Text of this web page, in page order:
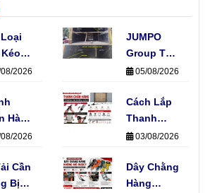
Dụng
Tế
2026
JUMPO
Group Thi
Công Hệ
Track Cho
Xe Tải Của
Đơn Vị Vận
05/08/2026
Hàng
Nên
Loại
2026
Cách Lắp
Thanh
Chắn Hàng
Thuật
Không
03/08/2026
Cần
Bị
Dây Chằng
Hàng